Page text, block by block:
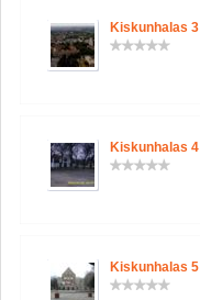
Kiskunhalas 3
Kiskunhalas 4
Kiskunhalas 5